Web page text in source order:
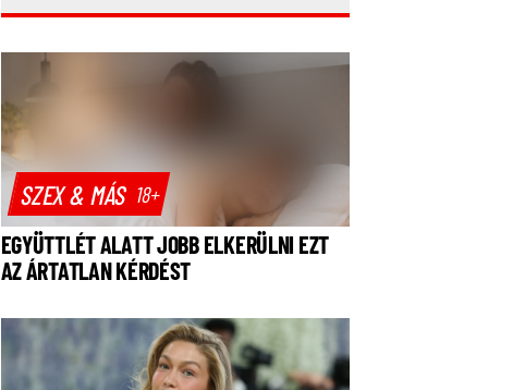
SZEX & MÁS 18+
EGYÜTTLÉT ALATT JOBB ELKERÜLNI EZT
AZ ÁRTATLAN KÉRDÉST